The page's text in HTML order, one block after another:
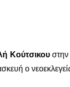
Κούτσικου
ο